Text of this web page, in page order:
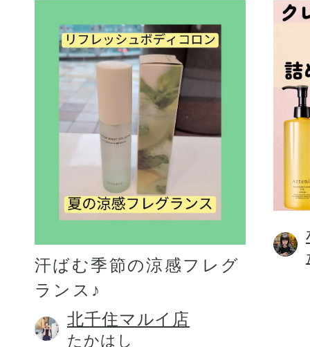
汗ばむ季節の涼感フレグ
ランス♪
北千住マルイ店
たかはし